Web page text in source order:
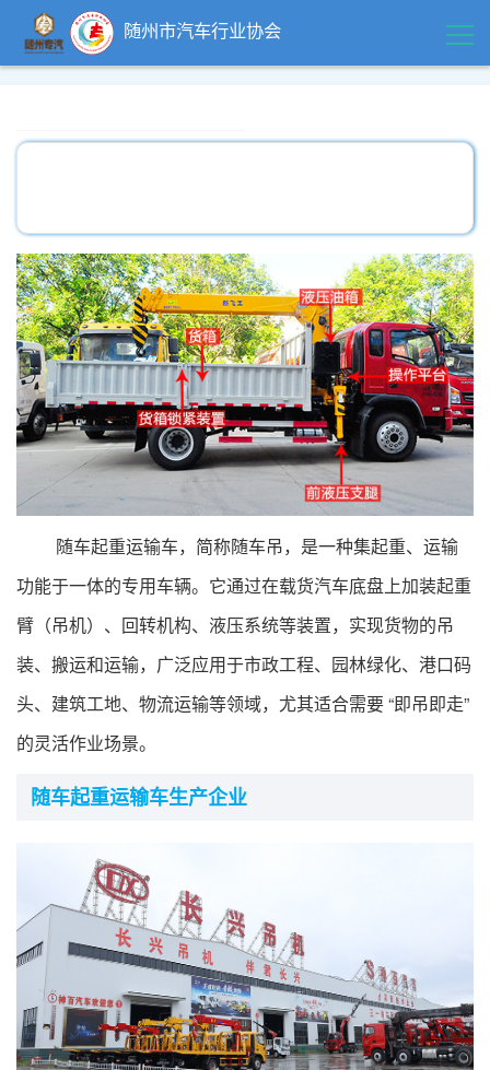
随州市汽车行业协会
精品中心
企业风采
行业动态
政策法规
行业标准
专精特新
展会论坛
公告查询
行业互动
随车起重运输车，简称随车吊，是一种集起重、运输
功能于一体的专用车辆。它通过在载货汽车底盘上加装起重
臂（吊机）、回转机构、液压系统等装置，实现货物的吊
装、搬运和运输，广泛应用于市政工程、园林绿化、港口码
头、建筑工地、物流运输等领域，尤其适合需要 “即吊即走”
的灵活作业场景。
随车起重运输车生产企业